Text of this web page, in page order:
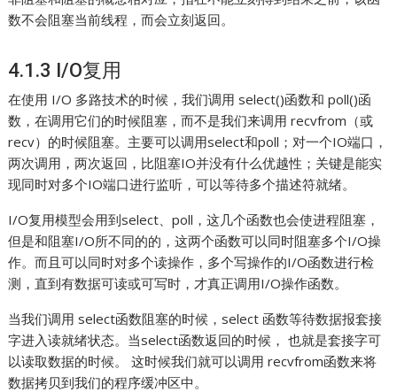
数不会阻塞当前线程，而会立刻返回。
4.1.3 I/O复用
在使用 I/O 多路技术的时候，我们调用 select()函数和 poll()函
数，在调用它们的时候阻塞，而不是我们来调用 recvfrom（或
recv）的时候阻塞。主要可以调用select和poll；对一个IO端口，
两次调用，两次返回，比阻塞IO并没有什么优越性；关键是能实
现同时对多个IO端口进行监听，可以等待多个描述符就绪。
I/O复用模型会用到select、poll，这几个函数也会使进程阻塞，
但是和阻塞I/O所不同的的，这两个函数可以同时阻塞多个I/O操
作。而且可以同时对多个读操作，多个写操作的I/O函数进行检
测，直到有数据可读或可写时，才真正调用I/O操作函数。
当我们调用 select函数阻塞的时候，select 函数等待数据报套接
字进入读就绪状态。当select函数返回的时候， 也就是套接字可
以读取数据的时候。 这时候我们就可以调用 recvfrom函数来将
数据拷贝到我们的程序缓冲区中。